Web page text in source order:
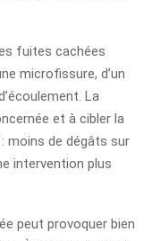
fuites cachées
microfissure, d’un
La
et à cibler la
moins de dégâts sur
intervention plus
peut provoquer bien